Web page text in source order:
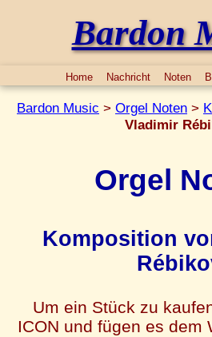
Bardon
Home Nachricht Noten
Bardon Music > Orgel Noten >
Vladimir
Orgel
Komposition
Um ein Stück zu
ICON und fügen es dem